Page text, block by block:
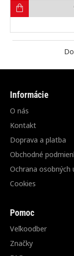
Informácie
O nás
Kontakt
Doprava a platba
Obchodné
Ochrana osobných
Cookies
Pomoc
Veľkoodber
Značky